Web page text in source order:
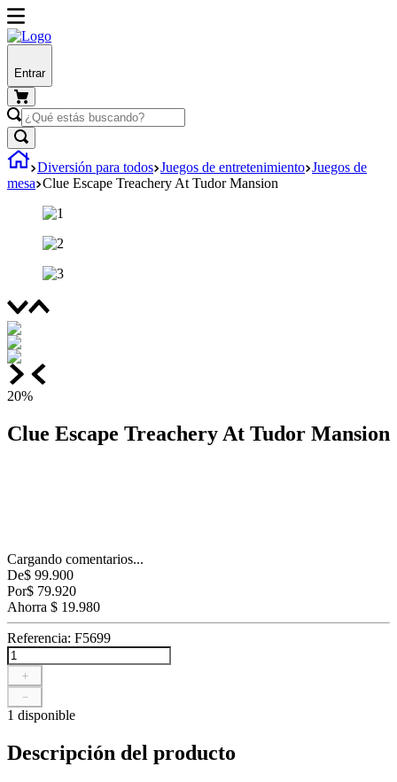
Entrar
Diversión para todos Juegos de entretenimiento Juegos de
mesa Clue Escape Treachery At Tudor Mansion
20%
Clue Escape Treachery At Tudor Mansion
Cargando comentarios...
De$ 99.900
Por$ 79.920
Ahorra $ 19.980
Referencia: F5699
＋
－
1 disponible
Descripción del producto